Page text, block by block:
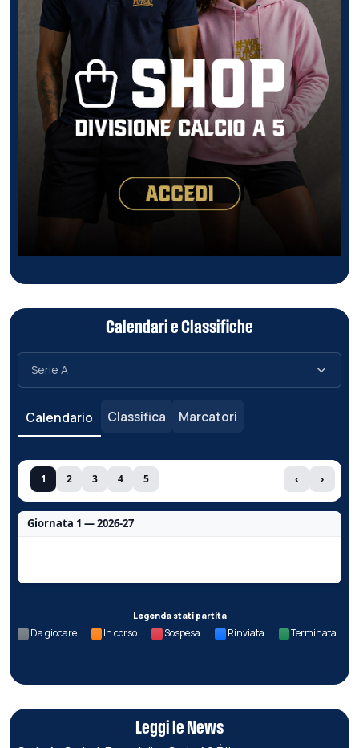
Calendari e Classifiche
Calendario Classifica Marcatori
1 2 3 4 5 ‹ ›
Giornata 1 — 2026-27
Legenda stati partita
Da giocare In corso Sospesa Rinviata Terminata
Leggi le News